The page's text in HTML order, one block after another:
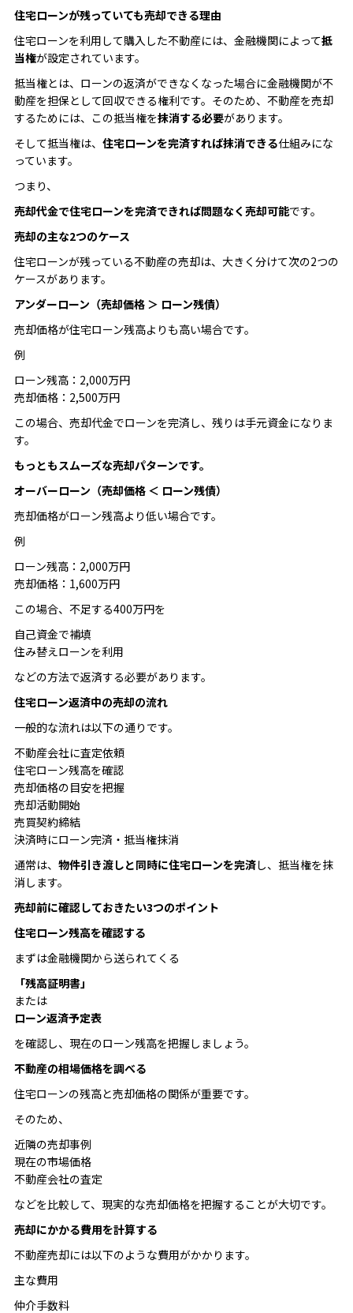
住宅ローンが残っていても売却できる理由
住宅ローンを利用して購入した不動産には、金融機関によって抵
当権が設定されています。
抵当権とは、ローンの返済ができなくなった場合に金融機関が不
動産を担保として回収できる権利です。そのため、不動産を売却
するためには、この抵当権を抹消する必要があります。
そして抵当権は、 住宅ローンを完済すれば抹消できる仕組みにな
っています。
つまり、
売却代金で住宅ローンを完済できれば問題なく売却可能です。
売却の主な2つのケース
住宅ローンが残っている不動産の売却は、大きく分けて次の2つの
ケースがあります。
アンダーローン（売却価格 ＞ ローン残債）
売却価格が住宅ローン残高よりも高い場合です。
例
ローン残高：2,000万円
売却価格：2,500万円
この場合、売却代金でローンを完済し、残りは手元資金になりま
す。
もっともスムーズな売却パターンです。
オーバーローン（売却価格 ＜ ローン残債）
売却価格がローン残高より低い場合です。
例
ローン残高：2,000万円
売却価格：1,600万円
この場合、不足する400万円を
自己資金で補填
住み替えローンを利用
などの方法で返済する必要があります。
住宅ローン返済中の売却の流れ
一般的な流れは以下の通りです。
不動産会社に査定依頼
住宅ローン残高を確認
売却価格の目安を把握
売却活動開始
売買契約締結
決済時にローン完済・抵当権抹消
通常は、 物件引き渡しと同時に住宅ローンを完済し、抵当権を抹
消します。
売却前に確認しておきたい3つのポイント
住宅ローン残高を確認する
まずは金融機関から送られてくる
「残高証明書」
または
ローン返済予定表
を確認し、現在のローン残高を把握しましょう。
不動産の相場価格を調べる
住宅ローンの残高と売却価格の関係が重要です。
そのため、
近隣の売却事例
現在の市場価格
不動産会社の査定
などを比較して、現実的な売却価格を把握することが大切です。
売却にかかる費用を計算する
不動産売却には以下のような費用がかかります。
主な費用
仲介手数料